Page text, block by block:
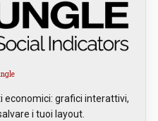
economici: grafici interattivi,
i tuoi layout.